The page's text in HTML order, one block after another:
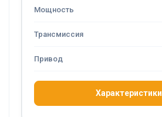
Характеристики